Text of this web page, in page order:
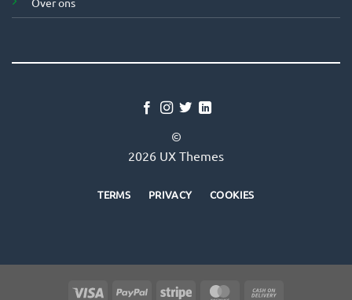
©
2026 UX Themes
TERMS PRIVACY COOKIES